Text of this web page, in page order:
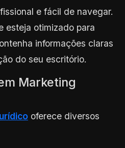
e fácil de navegar.
esteja otimizado para
informações claras
do seu escritório.
Marketing
oferece diversos